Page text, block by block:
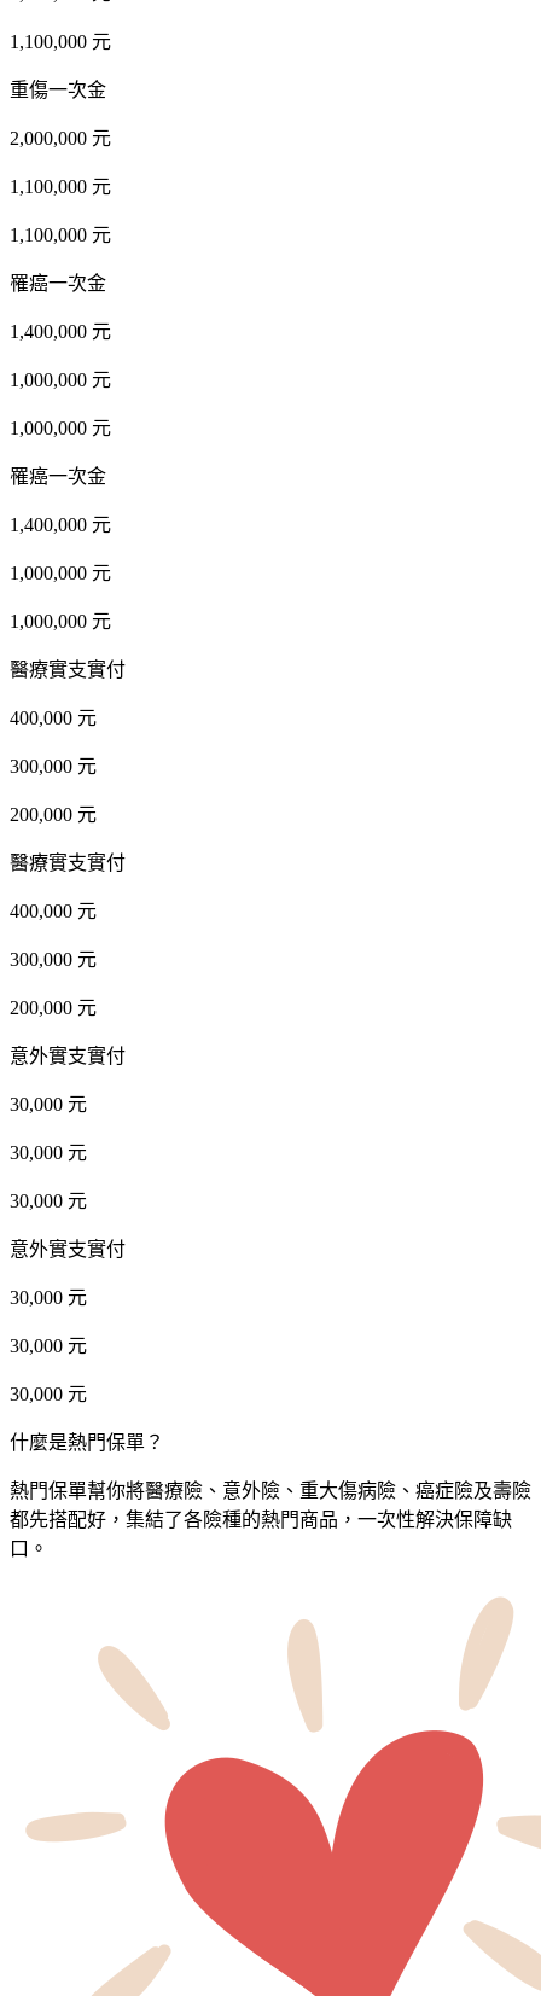
1,100,000 元
重傷一次金
2,000,000 元
1,100,000 元
1,100,000 元
罹癌一次金
1,400,000 元
1,000,000 元
1,000,000 元
罹癌一次金
1,400,000 元
1,000,000 元
1,000,000 元
醫療實支實付
400,000 元
300,000 元
200,000 元
醫療實支實付
400,000 元
300,000 元
200,000 元
意外實支實付
30,000 元
30,000 元
30,000 元
意外實支實付
30,000 元
30,000 元
30,000 元
什麼是熱門保單？
熱門保單幫你將醫療險、意外險、重大傷病險、癌症險及壽險
都先搭配好，集結了各險種的熱門商品，一次性解決保障缺
口。